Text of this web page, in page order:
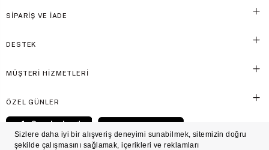
SİPARİŞ VE İADE
DESTEK
MÜŞTERİ HİZMETLERİ
ÖZEL GÜNLER